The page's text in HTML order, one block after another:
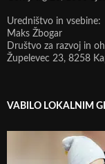
Uredništvo in vsebine:
Maks Žbogar
Društvo za razvoj in
Župelevec 23, 8258
VABILO LOKALNIM